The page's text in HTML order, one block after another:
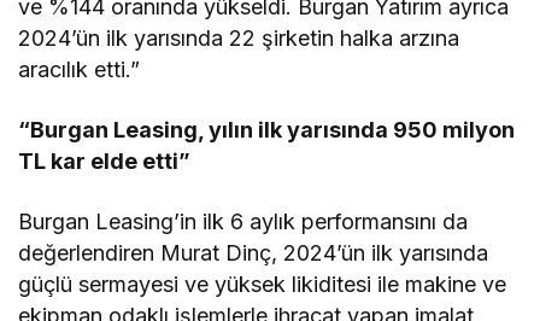
ve %144 oranında yükseldi. Burgan Yatırım ayrıca
2024’ün ilk yarısında 22 şirketin halka arzına
aracılık etti.”
“Burgan Leasing, yılın ilk yarısında 950 milyon
TL kar elde etti”
Burgan Leasing’in ilk 6 aylık performansını da
değerlendiren Murat Dinç, 2024’ün ilk yarısında
güçlü sermayesi ve yüksek likiditesi ile makine ve
ekipman odaklı işlemlerle ihracat yapan imalat